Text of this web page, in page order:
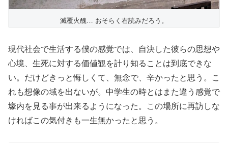
滅覆火醜… おそらく右読みだろう。
現代社会で生活する僕の感覚では、自決した彼らの思想や
心境、生死に対する価値観を計り知ることは到底できな
い。だけどきっと悔しくて、無念で、辛かったと思う。こ
れも想像の域を出ないが。中学生の時とはまた違う感覚で
壕内を見る事が出来るようになった。この場所に再訪しな
ければこの気付きも一生無かったと思う。